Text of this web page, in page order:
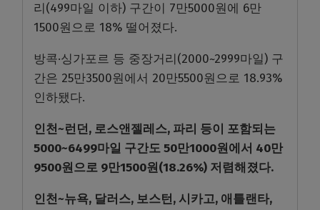
리(499마일 이하) 구간이 7만5000원에 6만
1500원으로 18% 떨어졌다.
방콕·싱가포르 등 중장거리(2000~2999마일) 구
간은 25만3500원에서 20만5500원으로 18.93%
인하됐다.
인천~런던, 로스앤젤레스, 파리 등이 포함되는
5000~6499마일 구간도 50만1000원에서 40만
9500원으로 9만1500원(18.26%) 저렴해졌다.
인천~뉴욕, 달러스, 보스턴, 시카고, 애틀랜타,